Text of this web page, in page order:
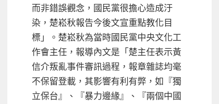
而非錯誤觀念，國民黨很擔心造成汙
染，楚崧秋報告今後文宣重點教化目
標」。楚崧秋為當時國民黨中央文化工
作會主任，報導內文是「楚主任表示黃
信介叛亂事件審訊過程，報章雜誌均毫
不保留登載，其影響有利有弊，如『獨
立保台』、『暴力邊緣』、『兩個中國